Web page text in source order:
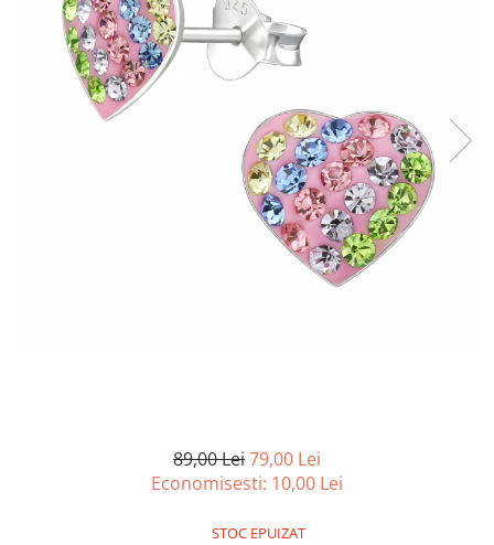
89,00 Lei79,00 Lei
Economisesti: 10,00 Lei
STOC EPUIZAT